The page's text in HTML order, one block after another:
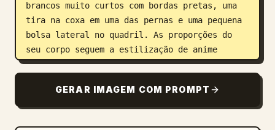
brancos muito curtos com bordas pretas, uma
tira na coxa em uma das pernas e uma pequena
bolsa lateral no quadril. As proporções do
seu corpo seguem a estilização de anime
juvenil com uma estrutura esguia e pequena e
design de personagem moe moderno e polido. No
centro, ela está de corpo inteiro, sorrindo
GERAR IMAGEM COM PROMPT